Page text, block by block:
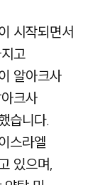
시작되면서
고
알아크사
크사
습니다.
스라엘
있으며,